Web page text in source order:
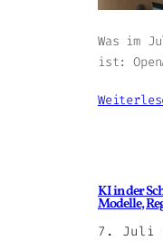
Was im
ist:
KI in der
Modelle,
7. Juli